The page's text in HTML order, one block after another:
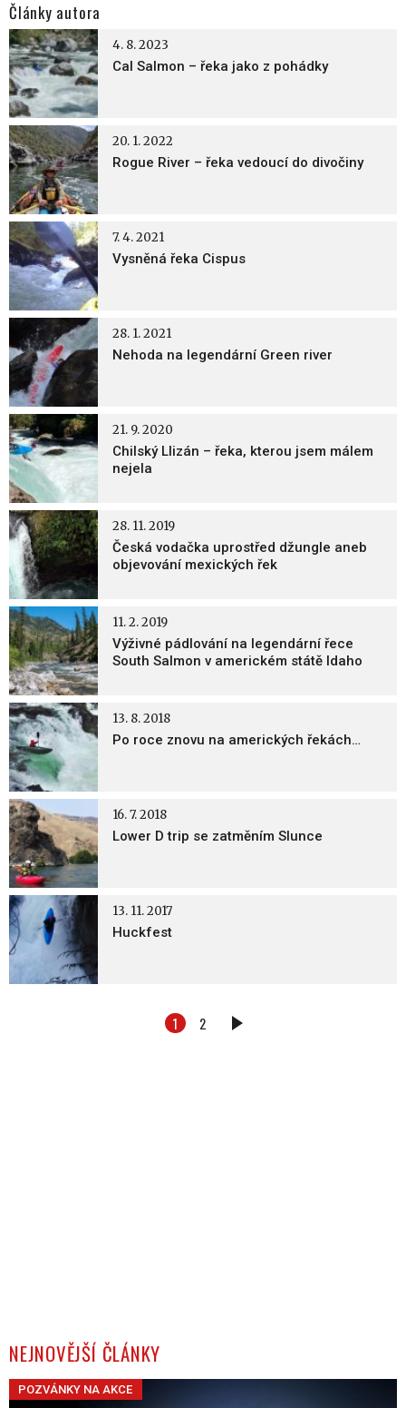
Články autora
Cal Salmon – řeka jako z pohádky
4. 8. 2023
Rogue River – řeka vedoucí do divočiny
20. 1. 2022
Vysněná řeka Cispus
7. 4. 2021
Nehoda na legendární Green river
28. 1. 2021
Chilský Llizán – řeka, kterou jsem málem
nejela
21. 9. 2020
Česká vodačka uprostřed džungle aneb
objevování mexických řek
28. 11. 2019
Výživné pádlování na legendární řece
South Salmon v americkém státě Idaho
11. 2. 2019
Po roce znovu na amerických řekách…
13. 8. 2018
Lower D trip se zatměním Slunce
16. 7. 2018
Huckfest
13. 11. 2017
1 2
DALŠÍ
NEJNOVĚJŠÍ ČLÁNKY
POZVÁNKY NA AKCE